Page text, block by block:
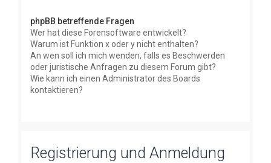
phpBB betreffende Fragen
Wer hat diese Forensoftware entwickelt?
Warum ist Funktion x oder y nicht enthalten?
An wen soll ich mich wenden, falls es Beschwerden
oder juristische Anfragen zu diesem Forum gibt?
Wie kann ich einen Administrator des Boards
kontaktieren?
Registrierung und Anmeldung